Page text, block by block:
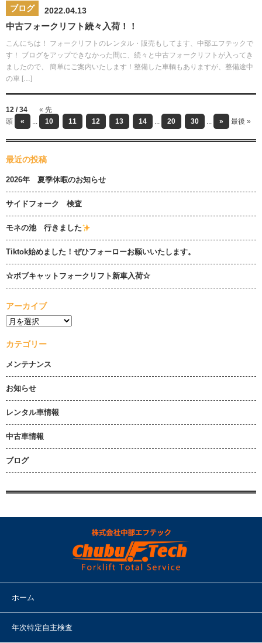
ブログ 2022.04.13
中古フォークリフト続々入荷！！
こんにちは！ フォークリフトのレンタル・販売もしてます、中部エフテックで
す！ ブログをアップできなかった間に、続々と中古フォークリフトが入ってき
ましたので、 簡単にご案内いたします！整備した車輌もありますが、整備途中
の車 […]
12 / 34
« 先
頭
« ... 10 11 12 13 14 ... 20 30 ... » 最後 »
最近の投稿
2026年 夏季休暇のお知らせ
サイドフォーク 検査
モネの池 行きました
Tiktok始めました！ぜひフォーローお願いいたします。
☆ボブキャットフォークリフト新車入荷☆
アーカイブ
カテゴリー
メンテナンス
お知らせ
レンタル車情報
中古車情報
ブログ
ホーム
年次特定自主検査